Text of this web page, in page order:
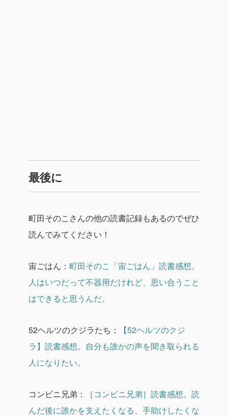
最後に
町田そのこさんの他の読書記録もあるのでぜひ
読んでみてください！
宙ごはん： 町田そのこ「宙ごはん」読書感想。
人はいつだって不器用だけれど、思い合うこと
はできると思うんだ。
52ヘルツのクジラたち：
【52ヘルツのクジ
ラ】読書感想。自分も誰かの声を聞き取られる
人になりたい。
コンビニ兄弟：
［コンビニ兄弟］読書感想。読
んだ後に誰かを支えたくなる、手助けしたくな